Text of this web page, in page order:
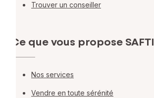
Trouver un conseiller
Ce que vous propose SAFTI
Nos services
Vendre en toute sérénité